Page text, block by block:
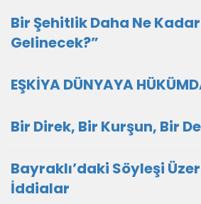
Bir Şehitlik Daha Ne
Gelinecek?”
EŞKİYA DÜNYAYA
Bir Direk, Bir Kurşun, Bir
Bayraklı’daki Söyleşi
İddialar